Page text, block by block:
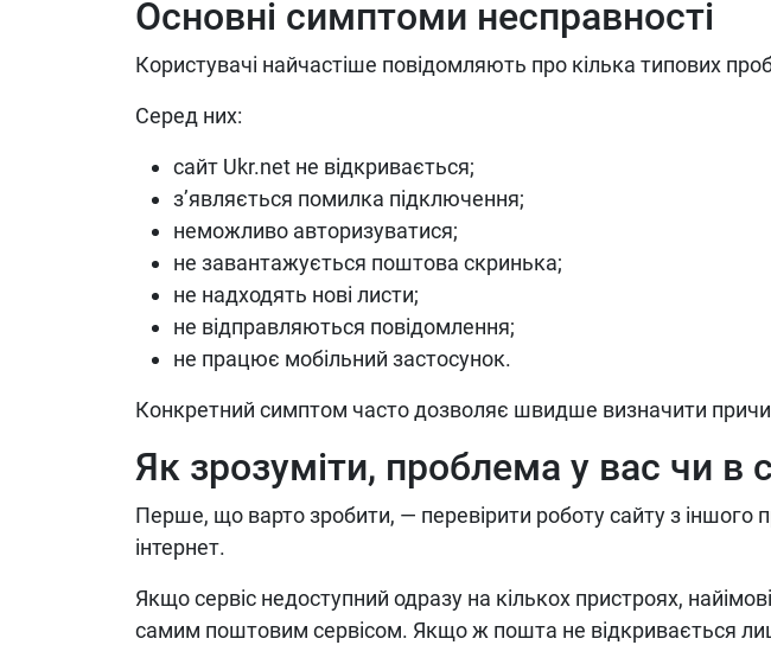
Основні симптоми несправності
Користувачі найчастіше повідомляють про кілька типових
Серед них:
сайт Ukr.net не відкривається;
з’являється помилка підключення;
неможливо авторизуватися;
не завантажується поштова скринька;
не надходять нові листи;
не відправляються повідомлення;
не працює мобільний застосунок.
Конкретний симптом часто дозволяє швидше визначити
Як зрозуміти, проблема у вас чи в
Перше, що варто зробити, — перевірити роботу сайту з іншого
інтернет.
Якщо сервіс недоступний одразу на кількох пристроях,
самим поштовим сервісом. Якщо ж пошта не відкривається